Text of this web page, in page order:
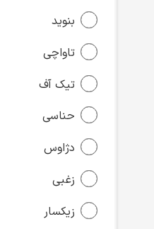
بنوید
تاواچی
تیک آف
حناسی
دژاوس
زغبی
زیکسار